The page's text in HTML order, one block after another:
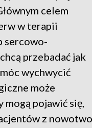
celem
w terapii
sercowo-
przebadać jak
wychwycić
może
mogą pojawić się,
z